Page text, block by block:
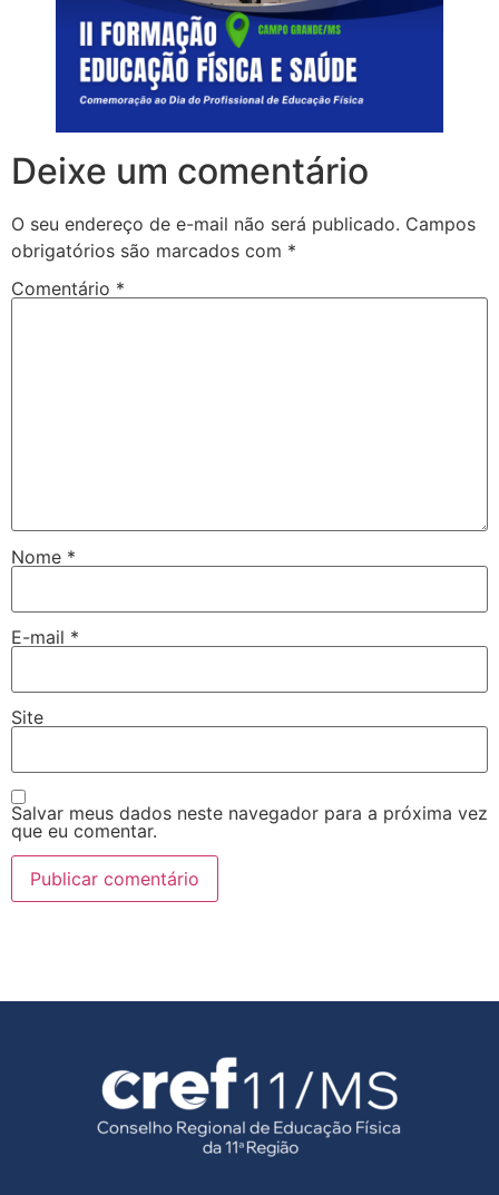
Deixe um comentário
O seu endereço de e-mail não será publicado. Campos
obrigatórios são marcados com *
Comentário *
Nome *
E-mail *
Site
Salvar meus dados neste navegador para a próxima vez
que eu comentar.